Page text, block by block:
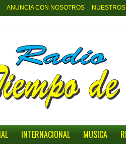
ANUNCIA CON NOSOTROS
INTERNACIONAL MUSICA